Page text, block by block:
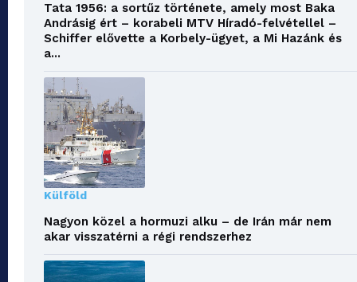
Tata 1956: a sortűz története, amely most Baka
Andrásig ért – korabeli MTV Híradó-felvétellel –
Schiffer elővette a Korbely-ügyet, a Mi Hazánk és
a...
Külföld
Nagyon közel a hormuzi alku – de Irán már nem
akar visszatérni a régi rendszerhez